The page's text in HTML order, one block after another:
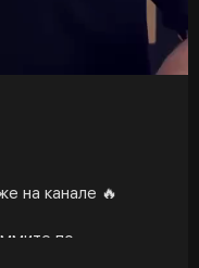
на канале 🔥